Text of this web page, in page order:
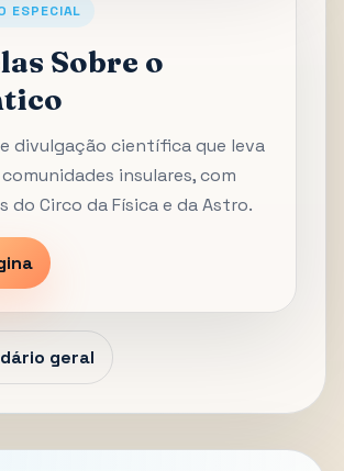
ESPECIAL
Sobre o
divulgação científica que leva
comunidades insulares, com
do Circo da Física e da Astro.
geral